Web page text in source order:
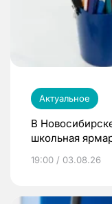
Актуальное
В
школьная
19:00 / 03.08.26